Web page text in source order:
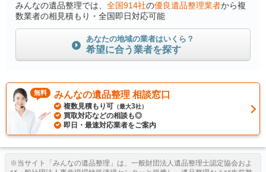
みんなの遺品整理では、 全国914社の優良遺品整理業者から複
数業者の相見積もり・全国即日対応可能
あなたの地域の業者はいくら？
希望に合う業者を探す
無料 みんなの遺品整理 相談窓口
複数見積もり可 （最大3社）
買取対応などの相談も◎
即日・最速対応業者をご案内
※当サイト「みんなの遺品整理」は、一般財団法人遺品整理士認定協会およ